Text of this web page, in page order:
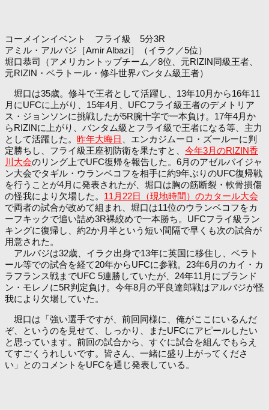
コーメインイベント フライ級 5分3R
アミル・アルバジ［Amir Albazi］（イラク／5位）
堀口恭司（アメリカントップチーム／8位、元RIZIN同級王者、
元RIZIN・ベラトール・修斗世界バンタム級王者）
堀口は35歳。修斗で王者として活躍し、13年10月から16年11
月にUFCに上がり、15年4月、UFCフライ級王者のデメトリア
ス・ジョンソンに挑戦したが5R腕十字で一本負け。17年4月か
らRIZINに上がり、バンタム級とフライ級で王者になる等、主力
として活躍した。 昨年大晦日
、エンカジムーロ・ズールーに判
定勝ちし、フライ級王座初防衛を果たすと、 今年3月のRIZIN香
川大会のリング上でUFC復帰を報告した。6月のアゼルバイジャ
ン大会でタギル・ウランベコフを相手に約9年ぶりのUFC復帰戦
を行うことが4月に発表されたが、堀口は胸の筋断裂・軟骨損傷
の怪我により欠場した。 11月22日（現地時間）のカタール大会
で両者の試合が改めて組まれ、堀口は11位のウランベコフをカ
ーフキックで追い詰め3R裸絞めで一本勝ち。UFCフライ級ラン
キングに復帰し、約2か月半という短い間隔で早くも次の試合が
用意された。
アルバジは32歳、イラク出身で13年に英国に移住し、ベラト
ール等での試合を経て20年からUFCに参戦。23年6月のカイ・カ
ラフランス戦までUFC 5連勝していたが、24年11月にブランド
ン・モレノに5R判定負け。今年8月の平良達郎戦はアルバジが怪
我により欠場していた。
堀口は「強い選手ですが、前回同様に、俺がここにいるんだ
ぞ、というのを見せて、しっかり、またUFCにアピールしたい
と思っています。前回の試合から、すぐに試合を組んでもらえ
てすごくうれしいです。皆さん、一緒に盛り上がってくださ
い」とのコメントをUFCを通じ発表している。